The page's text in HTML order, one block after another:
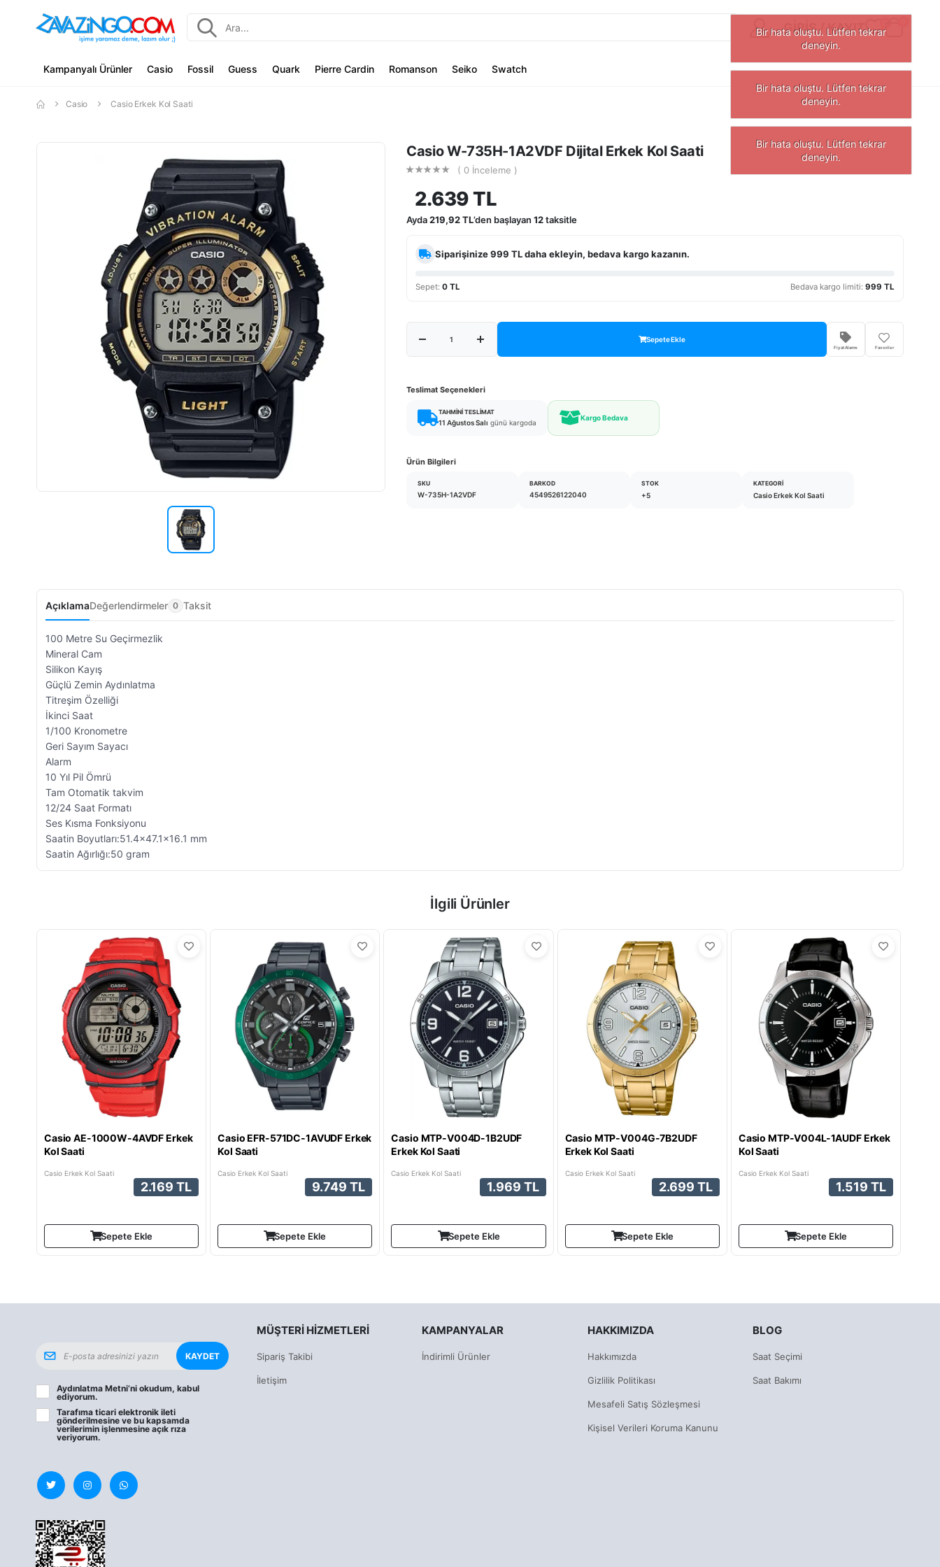
GIRIŞ / KAYIT
Kampanyalı Ürünler Casio Fossil Guess Quark Pierre Cardin Romanson Seiko Swatch
Casio Casio Erkek Kol Saati
Casio W-735H-1A2VDF Dijital Erkek Kol Saati
( 0 İnceleme )
2.639 TL
Ayda219,92 TL’den başlayan12taksitle
Siparişinize999 TLdaha ekleyin, bedava kargo kazanın.
Sepet:0 TL Bedava kargo limiti: 999 TL
Sepete Ekle
Fiyat Alarmı Favoriler
Teslimat Seçenekleri
TAHMINI TESLIMAT
11 Ağustos Salı günü kargoda
Kargo Bedava
Ürün Bilgileri
SKU
W-735H-1A2VDF
BARKOD
4549526122040
STOK
+5
KATEGORI
Casio Erkek Kol Saati
AçıklamaDeğerlendirmeler 0 Taksit
100 Metre Su Geçirmezlik
Mineral Cam
Silikon Kayış
Güçlü Zemin Aydınlatma
Titreşim Özelliği
İkinci Saat
1/100 Kronometre
Geri Sayım Sayacı
Alarm
10 Yıl Pil Ömrü
Tam Otomatik takvim
12/24 Saat Formatı
Ses Kısma Fonksiyonu
Saatin Boyutları:51.4x47.1x16.1 mm
Saatin Ağırlığı:50 gram
İlgili Ürünler
Casio AE-1000W-4AVDF Erkek
Kol Saati
Casio Erkek Kol Saati
2.169 TL
Sepete Ekle
Casio EFR-571DC-1AVUDF Erkek
Kol Saati
Casio Erkek Kol Saati
9.749 TL
Sepete Ekle
Casio MTP-V004D-1B2UDF
Erkek Kol Saati
Casio Erkek Kol Saati
1.969 TL
Sepete Ekle
Casio MTP-V004G-7B2UDF
Erkek Kol Saati
Casio Erkek Kol Saati
2.699 TL
Sepete Ekle
Casio MTP-V004L-1AUDF Erkek
Kol Saati
Casio Erkek Kol Saati
1.519 TL
Sepete Ekle
MÜŞTERI HIZMETLERI
Sipariş Takibi
İletişim
KAMPANYALAR
İndirimli Ürünler
HAKKIMIZDA
Hakkımızda
Gizlilik Politikası
Mesafeli Satış Sözleşmesi
Kişisel Verileri Koruma Kanunu
BLOG
Saat Seçimi
Saat Bakımı
KAYDET
Aydınlatma Metni’ni okudum, kabul
ediyorum.
Tarafıma ticari elektronik ileti
gönderilmesine ve bu kapsamda
verilerimin işlenmesineaçık rıza
veriyorum.